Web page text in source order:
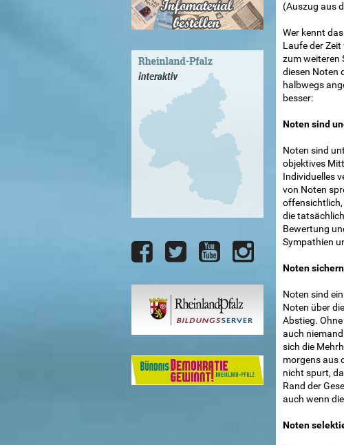
(Auszug aus
Wer kennt
Laufe der
zum weiteren
diesen Noten
halbwegs
besser:
Noten sind
Noten sind
objektives
Individuelles
von Noten
offensichtlich,
die
Bewertung
Sympathien
Noten
Noten sind
Noten über
Abstieg.
auch
sich die
morgens aus
nicht spurt,
Rand der
auch wenn
Noten